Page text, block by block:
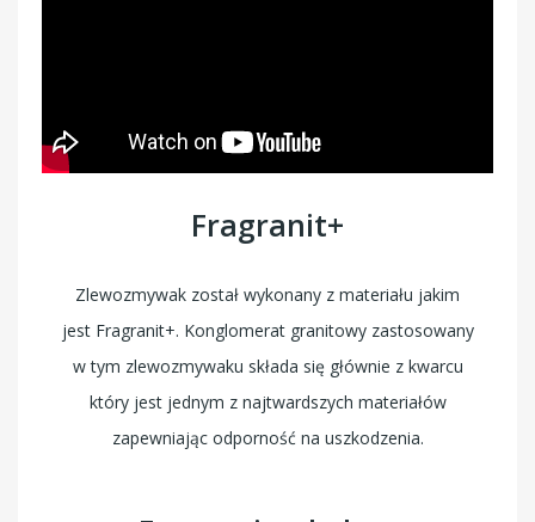
Fragranit+
Zlewozmywak został wykonany z materiału jakim
jest Fragranit+. Konglomerat granitowy zastosowany
w tym zlewozmywaku składa się głównie z kwarcu
który jest jednym z najtwardszych materiałów
zapewniając odporność na uszkodzenia.